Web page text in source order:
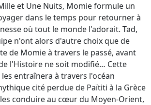
et Une Nuits, Momie formule un
dans le temps pour retourner à
où tout le monde l'adorait. Tad,
n'ont alors d'autre choix que de
de Momie à travers le passé, avant
l'Histoire ne soit modifié… Cette
entraînera à travers l'océan
cité perdue de Païtiti à la Grèce
conduire au cœur du Moyen-Orient,